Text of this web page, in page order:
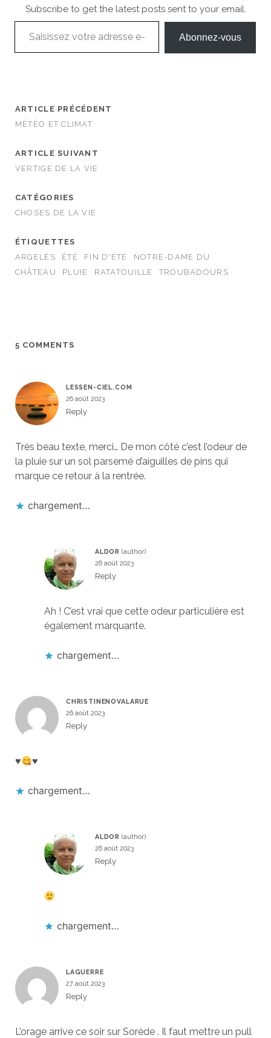
Subscribe to get the latest posts sent to your email.
Saisissez votre adresse e-mail…
Abonnez-vous
ARTICLE PRÉCÉDENT
MÉTÉO ET CLIMAT
ARTICLE SUIVANT
VERTIGE DE LA VIE
CATÉGORIES
CHOSES DE LA VIE
ÉTIQUETTES
ARGELÈS
ÉTÉ FIN D'ÉTÉ
NOTRE-DAME DU
CHÂTEAU
PLUIE RATATOUILLE TROUBADOURS
5 COMMENTS
LESSEN-CIEL.COM
26 août 2023
Reply
Très beau texte, merci… De mon côté c’est l’odeur de
la pluie sur un sol parsemé d’aiguilles de pins qui
marque ce retour à la rentrée.
chargement…
ALDOR
26 août 2023
Reply
Ah ! C’est vrai que cette odeur particulière est
également marquante.
chargement…
CHRISTINENOVALARUE
26 août 2023
Reply
♥️ ♥️
chargement…
ALDOR
26 août 2023
Reply
chargement…
LAGUERRE
27 août 2023
Reply
L’orage arrive ce soir sur Sorède . Il faut mettre un pull